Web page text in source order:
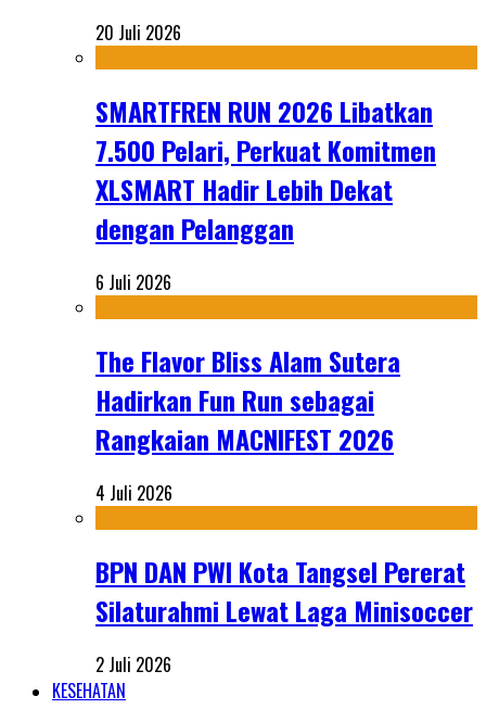
20 Juli 2026
SMARTFREN RUN 2026 Libatkan
7.500 Pelari, Perkuat Komitmen
XLSMART Hadir Lebih Dekat
dengan Pelanggan
6 Juli 2026
The Flavor Bliss Alam Sutera
Hadirkan Fun Run sebagai
Rangkaian MACNIFEST 2026
4 Juli 2026
BPN DAN PWI Kota Tangsel Pererat
Silaturahmi Lewat Laga Minisoccer
2 Juli 2026
KESEHATAN